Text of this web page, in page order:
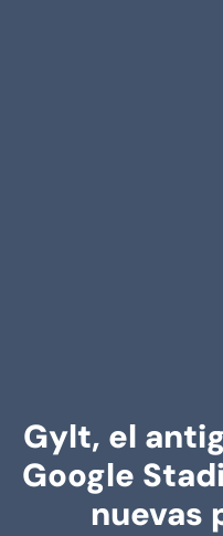
Gylt, el
Google
nuevas